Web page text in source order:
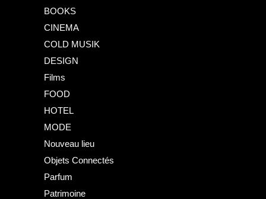
BOOKS
CINEMA
COLD MUSIK
DESIGN
Films
FOOD
HOTEL
MODE
Nouveau lieu
Objets Connectés
Parfum
Patrimoine